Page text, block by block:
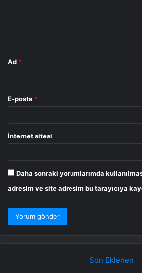
Ad *
E-posta *
İnternet sitesi
Daha sonraki yorumlarımda
adresim ve site adresim bu tarayıcıya
Son Eklenen